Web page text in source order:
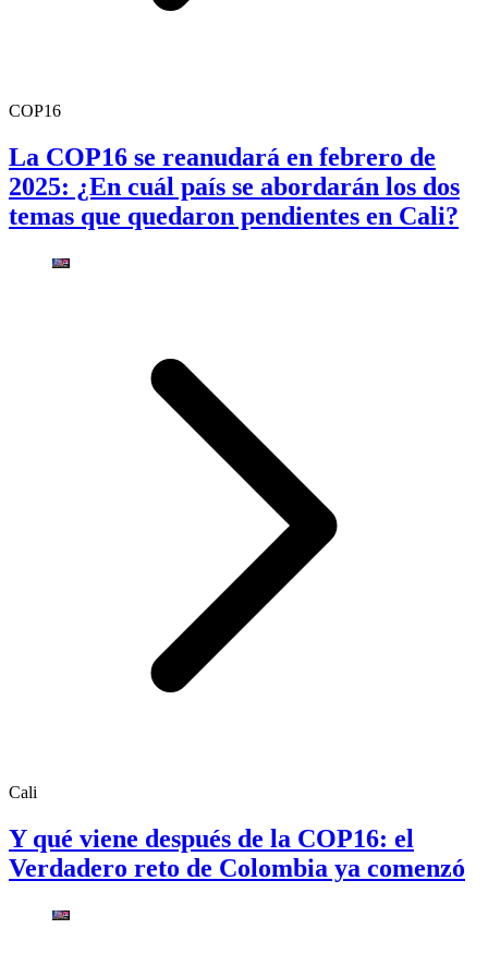
COP16
La COP16 se reanudará en febrero de
2025: ¿En cuál país se abordarán los dos
temas que quedaron pendientes en Cali?
Cali
Y qué viene después de la COP16: el
Verdadero reto de Colombia ya comenzó